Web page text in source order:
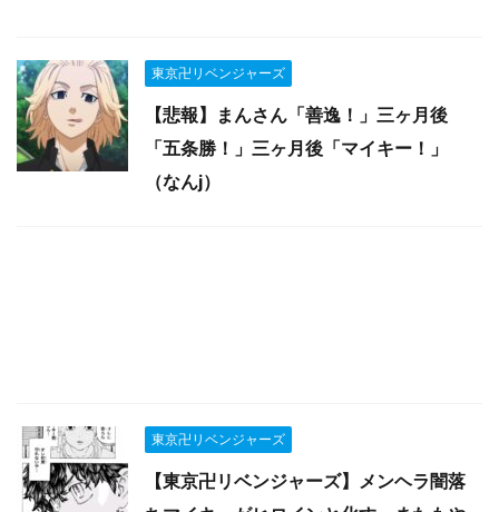
東京卍リベンジャーズ
【悲報】まんさん「善逸！」三ヶ月後
「五条勝！」三ヶ月後「マイキー！」
（なんj）
東京卍リベンジャーズ
【東京卍リベンジャーズ】メンヘラ闇落